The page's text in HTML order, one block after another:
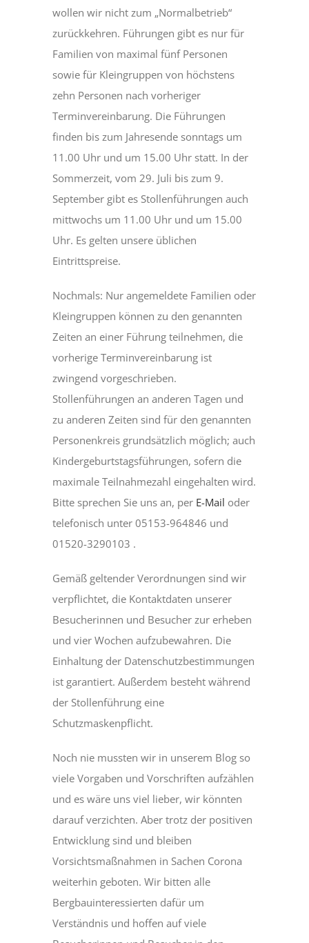
wollen wir nicht zum „Normalbetrieb“
zurückkehren. Führungen gibt es nur für
Familien von maximal fünf Personen
sowie für Kleingruppen von höchstens
zehn Personen nach vorheriger
Terminvereinbarung. Die Führungen
finden bis zum Jahresende sonntags um
11.00 Uhr und um 15.00 Uhr statt. In der
Sommerzeit, vom 29. Juli bis zum 9.
September gibt es Stollenführungen auch
mittwochs um 11.00 Uhr und um 15.00
Uhr. Es gelten unsere üblichen
Eintrittspreise.
Nochmals: Nur angemeldete Familien oder
Kleingruppen können zu den genannten
Zeiten an einer Führung teilnehmen, die
vorherige Terminvereinbarung ist
zwingend vorgeschrieben.
Stollenführungen an anderen Tagen und
zu anderen Zeiten sind für den genannten
Personenkreis grundsätzlich möglich; auch
Kindergeburtstagsführungen, sofern die
maximale Teilnahmezahl eingehalten wird.
Bitte sprechen Sie uns an, per E-Mail oder
telefonisch unter 05153-964846 und
01520-3290103 .
Gemäß geltender Verordnungen sind wir
verpflichtet, die Kontaktdaten unserer
Besucherinnen und Besucher zur erheben
und vier Wochen aufzubewahren. Die
Einhaltung der Datenschutzbestimmungen
ist garantiert. Außerdem besteht während
der Stollenführung eine
Schutzmaskenpflicht.
Noch nie mussten wir in unserem Blog so
viele Vorgaben und Vorschriften aufzählen
und es wäre uns viel lieber, wir könnten
darauf verzichten. Aber trotz der positiven
Entwicklung sind und bleiben
Vorsichtsmaßnahmen in Sachen Corona
weiterhin geboten. Wir bitten alle
Bergbauinteressierten dafür um
Verständnis und hoffen auf viele